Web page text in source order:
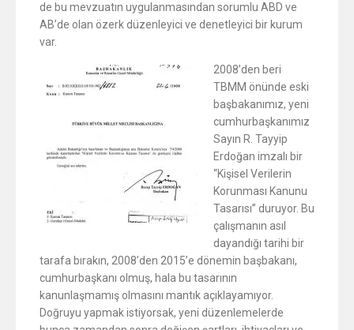
de bu mevzuatın uygulanmasından sorumlu ABD ve
AB’de olan özerk düzenleyici ve denetleyici bir kurum
var.
2008’den beri
TBMM önünde eski
başbakanımız, yeni
cumhurbaşkanımız
Sayın R. Tayyip
Erdoğan imzalı bir
“Kişisel Verilerin
Korunması Kanunu
Tasarısı” duruyor. Bu
çalışmanın asıl
dayandığı tarihi bir
tarafa bırakın, 2008’den 2015’e dönemin başbakanı,
cumhurbaşkanı olmuş, hala bu tasarının
kanunlaşmamış olmasını mantık açıklayamıyor.
Doğruyu yapmak istiyorsak, yeni düzenlemelerde